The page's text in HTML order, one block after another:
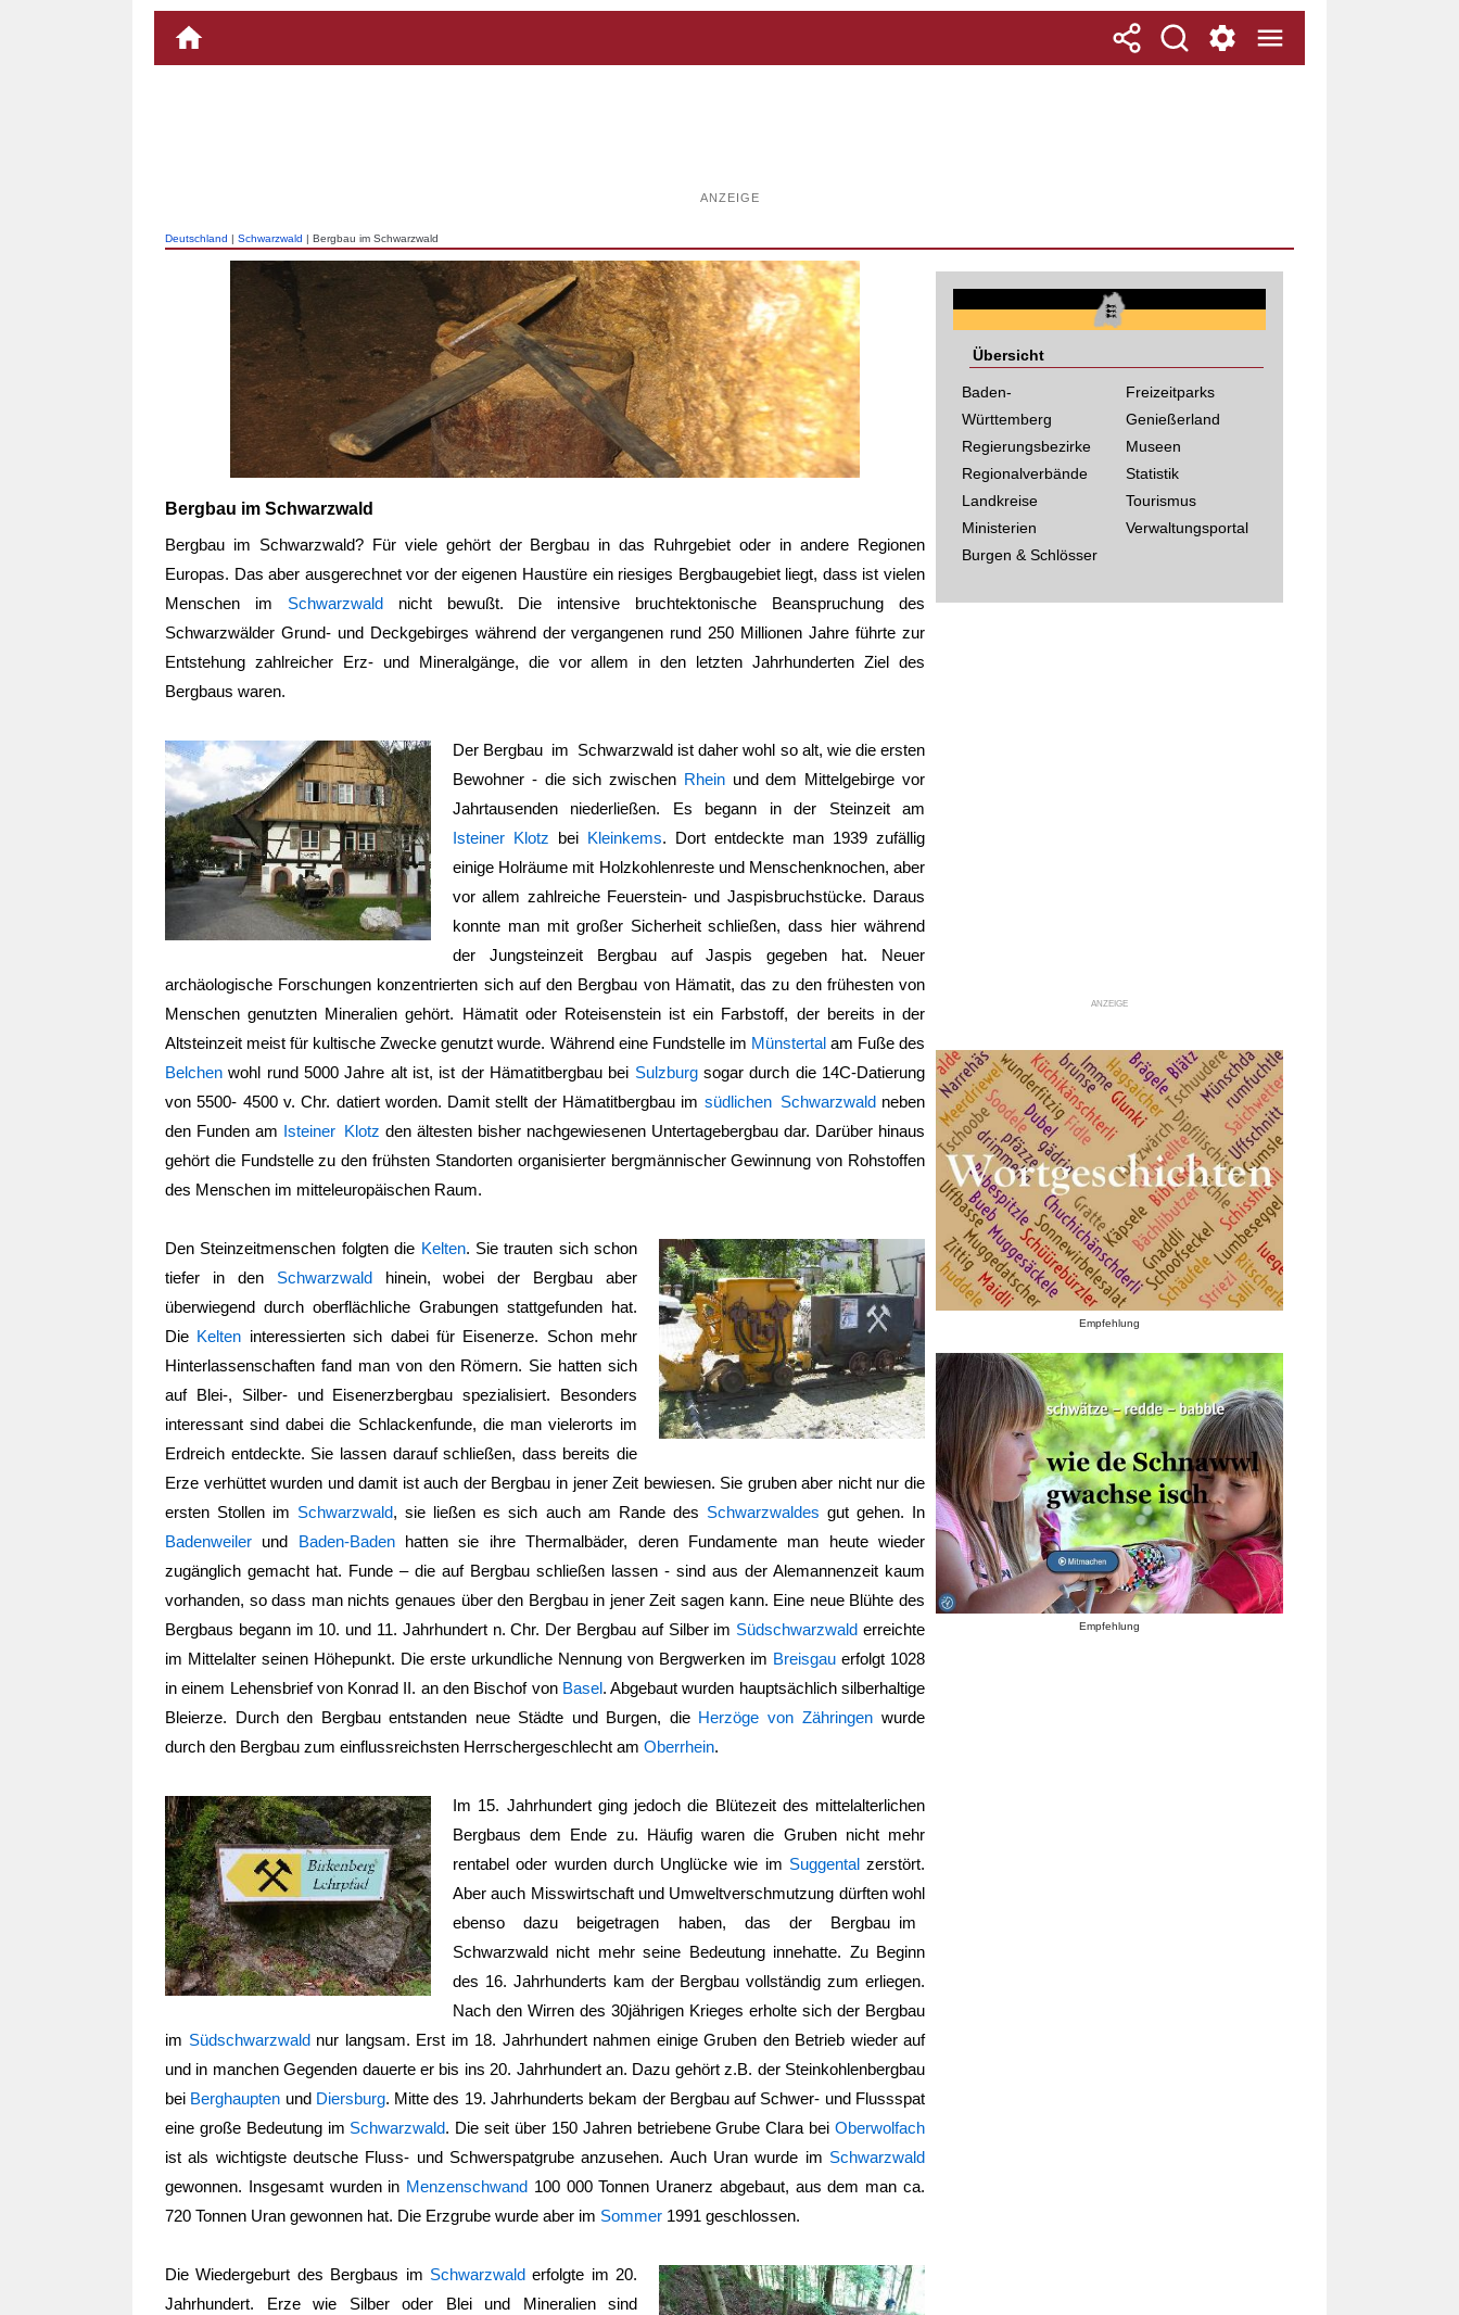
ANZEIGE
Deutschland | Schwarzwald | Bergbau im Schwarzwald
Bergbau im Schwarzwald
Bergbau im Schwarzwald? Für viele gehört der Bergbau in das Ruhrgebiet oder in andere Regionen
Europas. Das aber ausgerechnet vor der eigenen Haustüre ein riesiges Bergbaugebiet liegt, dass ist vielen
Menschen im Schwarzwaldnicht bewußt. Die intensive bruchtektonische Beanspruchung des
Schwarzwälder Grund- und Deckgebirges während der vergangenen rund 250 Millionen Jahre führte zur
Entstehung zahlreicher Erz- und Mineralgänge, die vor allem in den letzten Jahrhunderten Ziel des
Bergbaus waren.
Der Bergbau im Schwarzwald ist daher wohl so alt, wie die ersten
Bewohner - die sich zwischen Rheinund dem Mittelgebirge vor
Jahrtausenden niederließen. Es begann in der Steinzeit am
Isteiner Klotz bei Kleinkems. Dort entdeckte man 1939 zufällig
einige Holräume mit Holzkohlenreste und Menschenknochen, aber
vor allem zahlreiche Feuerstein- und Jaspisbruchstücke. Daraus
konnte man mit großer Sicherheit schließen, dass hier während
der Jungsteinzeit Bergbau auf Jaspis gegeben hat. Neuer
archäologische Forschungen konzentrierten sich auf den Bergbau von Hämatit, das zu den frühesten von
Menschen genutzten Mineralien gehört. Hämatit oder Roteisenstein ist ein Farbstoff, der bereits in der
Altsteinzeit meist für kultische Zwecke genutzt wurde. Während eine Fundstelle im Münstertalam Fuße des
Belchen wohl rund 5000 Jahre alt ist, ist der Hämatitbergbau bei Sulzburgsogar durch die 14C-Datierung
von 5500- 4500 v. Chr. datiert worden. Damit stellt der Hämatitbergbau im südlichen Schwarzwaldneben
den Funden am Isteiner Klotz den ältesten bisher nachgewiesenen Untertagebergbau dar. Darüber hinaus
gehört die Fundstelle zu den frühsten Standorten organisierter bergmännischer Gewinnung von Rohstoffen
des Menschen im mitteleuropäischen Raum.
Den Steinzeitmenschen folgten die Kelten. Sie trauten sich schon
tiefer in den Schwarzwaldhinein, wobei der Bergbau aber
überwiegend durch oberflächliche Grabungen stattgefunden hat.
Die Kelten interessierten sich dabei für Eisenerze. Schon mehr
Hinterlassenschaften fand man von den Römern. Sie hatten sich
auf Blei-, Silber- und Eisenerzbergbau spezialisiert. Besonders
interessant sind dabei die Schlackenfunde, die man vielerorts im
Erdreich entdeckte. Sie lassen darauf schließen, dass bereits die
Erze verhüttet wurden und damit ist auch der Bergbau in jener Zeit bewiesen. Sie gruben aber nicht nur die
ersten Stollen im Schwarzwald, sie ließen es sich auch am Rande des Schwarzwaldes gut gehen. In
Badenweiler und Baden-Badenhatten sie ihre Thermalbäder, deren Fundamente man heute wieder
zugänglich gemacht hat. Funde – die auf Bergbau schließen lassen - sind aus der Alemannenzeit kaum
vorhanden, so dass man nichts genaues über den Bergbau in jener Zeit sagen kann. Eine neue Blühte des
Bergbaus begann im 10. und 11. Jahrhundert n. Chr. Der Bergbau auf Silber im Südschwarzwald erreichte
im Mittelalter seinen Höhepunkt. Die erste urkundliche Nennung von Bergwerken im Breisgau erfolgt 1028
in einem Lehensbrief von Konrad II. an den Bischof von Basel. Abgebaut wurden hauptsächlich silberhaltige
Bleierze. Durch den Bergbau entstanden neue Städte und Burgen, die Herzöge von Zähringen wurde
durch den Bergbau zum einflussreichsten Herrschergeschlecht am Oberrhein.
Im 15. Jahrhundert ging jedoch die Blütezeit des mittelalterlichen
Bergbaus dem Ende zu. Häufig waren die Gruben nicht mehr
rentabel oder wurden durch Unglücke wie im Suggentalzerstört.
Aber auch Misswirtschaft und Umweltverschmutzung dürften wohl
ebenso dazu beigetragen haben, das der Bergbau im
Schwarzwald nicht mehr seine Bedeutung innehatte. Zu Beginn
des 16. Jahrhunderts kam der Bergbau vollständig zum erliegen.
Nach den Wirren des 30jährigen Krieges erholte sich der Bergbau
im Südschwarzwaldnur langsam. Erst im 18. Jahrhundert nahmen einige Gruben den Betrieb wieder auf
und in manchen Gegenden dauerte er bis ins 20. Jahrhundert an. Dazu gehört z.B. der Steinkohlenbergbau
bei Berghaupten und Diersburg. Mitte des 19. Jahrhunderts bekam der Bergbau auf Schwer- und Flussspat
eine große Bedeutung im Schwarzwald. Die seit über 150 Jahren betriebene Grube Clara beiOberwolfach
ist als wichtigste deutsche Fluss- und Schwerspatgrube anzusehen. Auch Uran wurde im Schwarzwald
gewonnen. Insgesamt wurden in Menzenschwand 100 000 Tonnen Uranerz abgebaut, aus dem man ca.
720 Tonnen Uran gewonnen hat. Die Erzgrube wurde aber im Sommer 1991 geschlossen.
Die Wiedergeburt des Bergbaus im Schwarzwalderfolgte im 20.
Jahrhundert. Erze wie Silber oder Blei und Mineralien sind
Übersicht
Baden-
Württemberg
Regierungsbezirke
Regionalverbände
Landkreise
Ministerien
Burgen & Schlösser
Freizeitparks
Genießerland
Museen
Statistik
Tourismus
Verwaltungsportal
ANZEIGE
Empfehlung
Empfehlung